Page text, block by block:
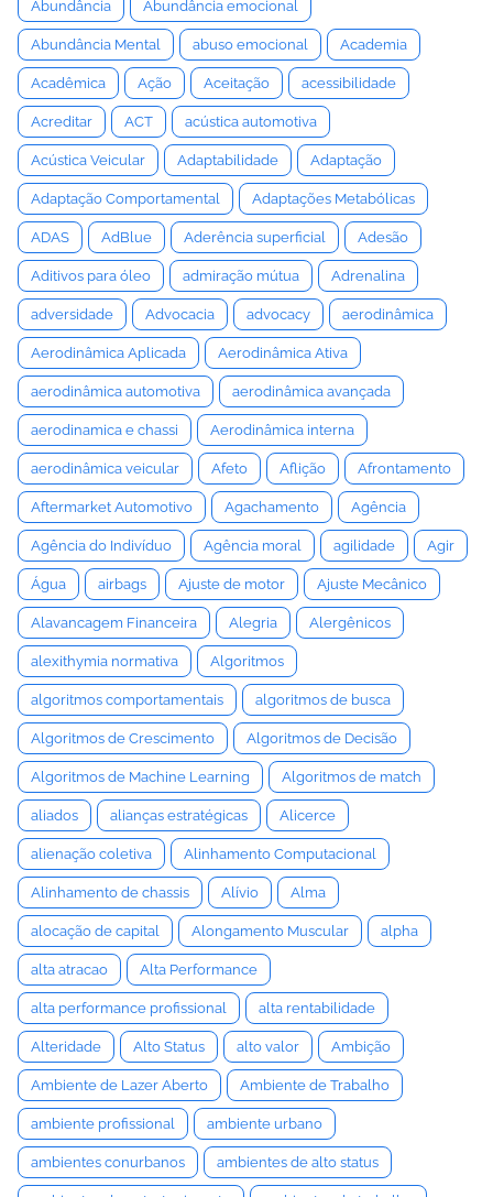
Abundância Abundância emocional
Abundância Mental abuso emocional Academia
Acadêmica Ação Aceitação acessibilidade
Acreditar ACT acústica automotiva
Acústica Veicular Adaptabilidade Adaptação
Adaptação Comportamental Adaptações Metabólicas
ADAS AdBlue Aderência superficial Adesão
Aditivos para óleo admiração mútua Adrenalina
adversidade Advocacia advocacy aerodinâmica
Aerodinâmica Aplicada Aerodinâmica Ativa
aerodinâmica automotiva aerodinâmica avançada
aerodinamica e chassi Aerodinâmica interna
aerodinâmica veicular Afeto Aflição Afrontamento
Aftermarket Automotivo Agachamento Agência
Agência do Indivíduo Agência moral agilidade Agir
Água airbags Ajuste de motor Ajuste Mecânico
Alavancagem Financeira Alegria Alergênicos
alexithymia normativa Algoritmos
algoritmos comportamentais algoritmos de busca
Algoritmos de Crescimento Algoritmos de Decisão
Algoritmos de Machine Learning Algoritmos de match
aliados alianças estratégicas Alicerce
alienação coletiva Alinhamento Computacional
Alinhamento de chassis Alívio Alma
alocação de capital Alongamento Muscular alpha
alta atracao Alta Performance
alta performance profissional alta rentabilidade
Alteridade Alto Status alto valor Ambição
Ambiente de Lazer Aberto Ambiente de Trabalho
ambiente profissional ambiente urbano
ambientes conurbanos ambientes de alto status